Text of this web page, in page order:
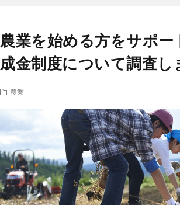
農業を始める方をサポー
成金制度について調査し
農業